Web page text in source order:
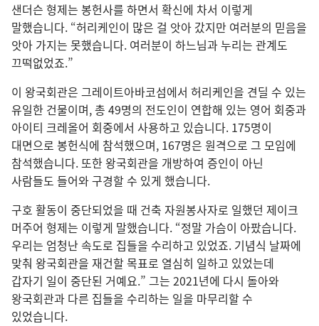
샌더슨 형제는 봉헌사를 하면서 확신에 차서 이렇게
말했습니다. “허리케인이 많은 걸 앗아 갔지만 여러분의 믿음을
앗아 가지는 못했습니다. 여러분이 하느님과 누리는 관계도
끄떡없었죠.”
이 왕국회관은 그레이트아바코섬에서 허리케인을 견딜 수 있는
유일한 건물이며, 총 49명의 전도인이 연합해 있는 영어 회중과
아이티 크레올어 회중에서 사용하고 있습니다. 175명이
대면으로 봉헌식에 참석했으며, 167명은 원격으로 그 모임에
참석했습니다. 또한 왕국회관을 개방하여 증인이 아닌
사람들도 들어와 구경할 수 있게 했습니다.
구호 활동이 중단되었을 때 건축 자원봉사자로 일했던 제이크
머주어 형제는 이렇게 말했습니다. “정말 가슴이 아팠습니다.
우리는 엄청난 속도로 집들을 수리하고 있었죠. 기념식 날짜에
맞춰 왕국회관을 재건할 목표로 열심히 일하고 있었는데
갑자기 일이 중단된 거예요.” 그는 2021년에 다시 돌아와
왕국회관과 다른 집들을 수리하는 일을 마무리할 수
있었습니다.